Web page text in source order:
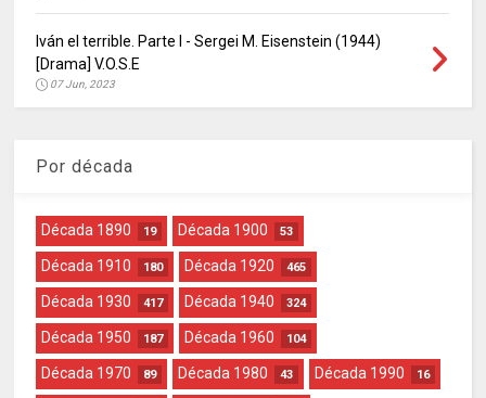
Iván el terrible. Parte I - Sergei M. Eisenstein (1944)
[Drama] V.O.S.E
07 Jun, 2023
Por década
Década 1890 19 Década 1900 53
Década 1910 180 Década 1920 465
Década 1930 417 Década 1940 324
Década 1950 187 Década 1960 104
Década 1970 89 Década 1980 43 Década 1990 16